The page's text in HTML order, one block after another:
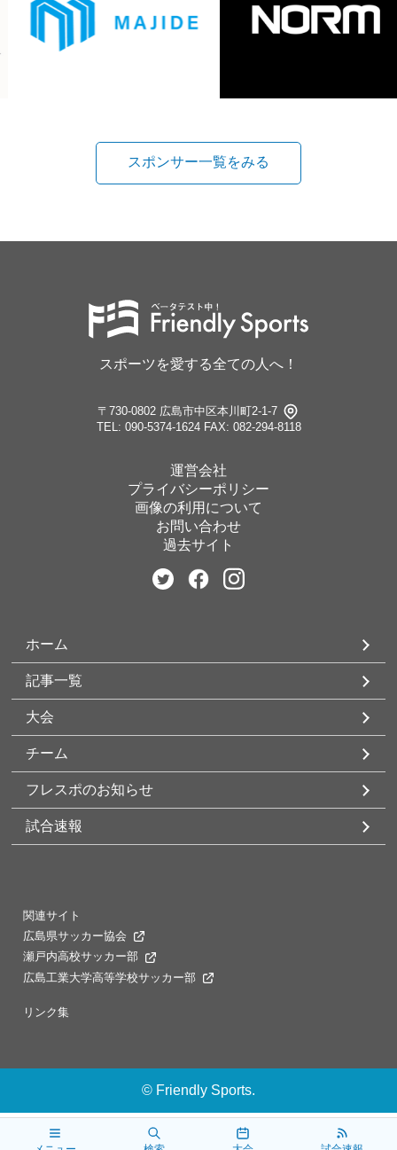
スポンサー一覧をみる
スポーツを愛する全ての人へ！
〒730-0802 広島市中区本川町2-1-7
TEL: 090-5374-1624 FAX: 082-294-8118
運営会社
プライバシーポリシー
画像の利用について
お問い合わせ
過去サイト
ホーム
記事一覧
大会
チーム
フレスポのお知らせ
試合速報
関連サイト
広島県サッカー協会
瀬戸内高校サッカー部
広島工業大学高等学校サッカー部
リンク集
© Friendly Sports.